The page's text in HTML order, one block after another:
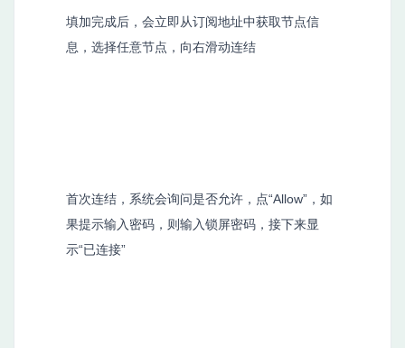
填加完成后，会立即从订阅地址中获取节点信
息，选择任意节点，向右滑动连结
首次连结，系统会询问是否允许，点“Allow”，如
果提示输入密码，则输入锁屏密码，接下来显
示“已连接”